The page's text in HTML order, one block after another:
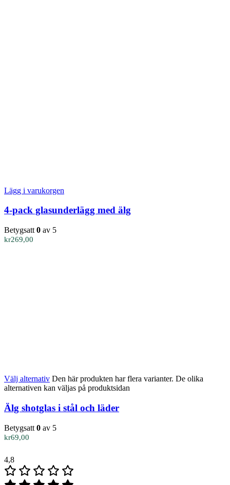
Lägg i varukorgen
4-pack glasunderlägg med älg
Betygsatt 0 av 5
kr269,00
Välj alternativ Den här produkten har flera varianter. De olika
alternativen kan väljas på produktsidan
Älg shotglas i stål och läder
Betygsatt 0 av 5
kr69,00
4,8